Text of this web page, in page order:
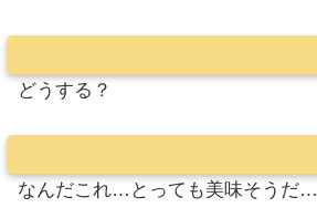
どうする？
なんだこれ…とっても美味そうだ…